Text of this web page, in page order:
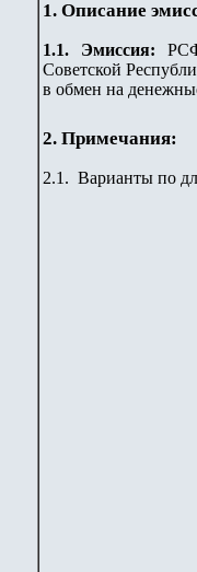
1. Описание
1.1. Эмиссия:
Советской
в обмен на
2. Примечания:
2.1 . Варианты по